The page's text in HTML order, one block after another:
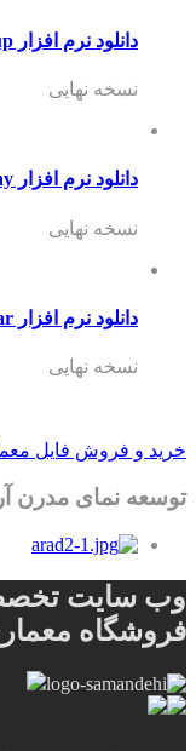
دانلود نرم افزار sketchup
نسخه نهایی
دانلود نرم افزار vray
نسخه نهایی
دانلود نرم افزار Winrar
نسخه نهایی
خرید و فروش فایل
توسعه نمای مدرن
وب سایت
فروشگاه